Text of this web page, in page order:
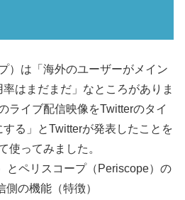
）は「海外のユーザーがメイン
はまだまだ」なところがありま
ライブ配信映像をTwitterのタイ
る」とTwitterが発表したことを
使ってみました。
とペリスコープ（Periscope）の
の機能（特徴）